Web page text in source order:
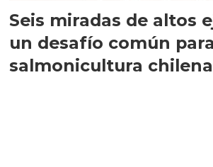
Seis miradas de altos
un desafío común
salmonicultura chilena